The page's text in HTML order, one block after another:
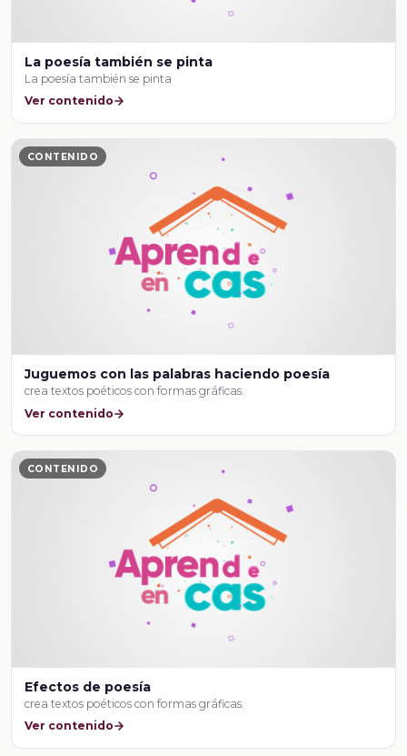
La poesía también se pinta
La poesía también se pinta
Ver contenido
CONTENIDO
Juguemos con las palabras haciendo poesía
crea textos poéticos con formas gráficas.
Ver contenido
CONTENIDO
Efectos de poesía
crea textos poéticos con formas gráficas.
Ver contenido